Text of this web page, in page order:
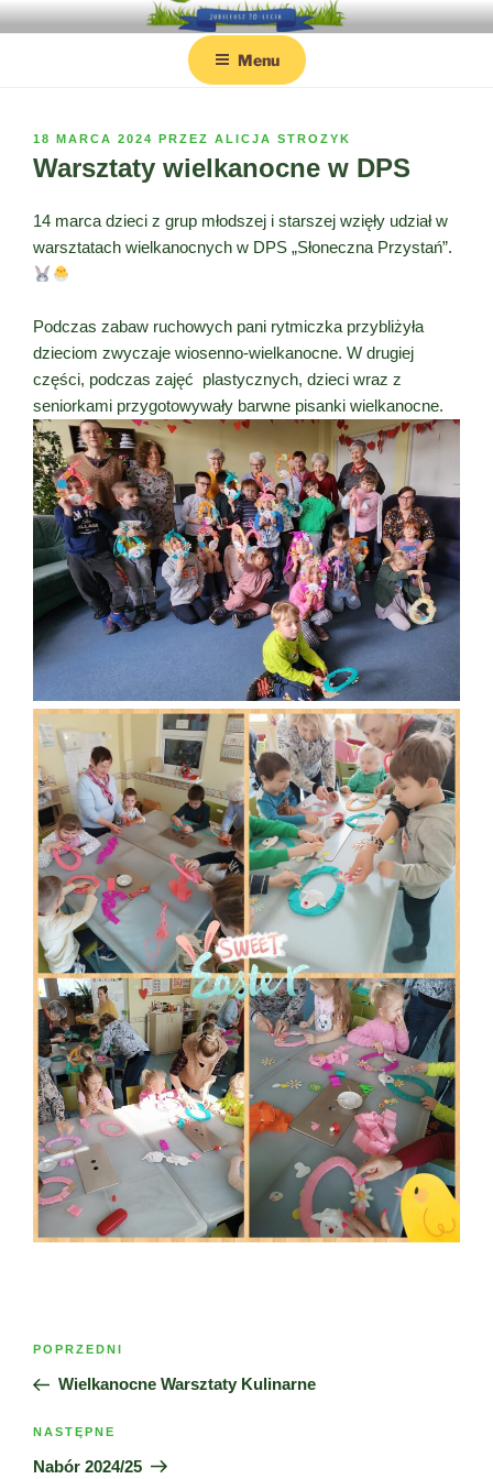
Przejdź
do
PRZEDSZKOLE NR 81 SKRZATA
BORODZIEJA
Strona internetowa Przedszkola nr 81 w Poznaniu
Menu
OPUBLIKOWANE
W
18 MARCA 2024 PRZEZ ALICJA STROZYK
Warsztaty wielkanocne w DPS
14 marca dzieci z grup młodszej i starszej wzięły udział w
warsztatach wielkanocnych w DPS „Słoneczna Przystań”.
Podczas zabaw ruchowych pani rytmiczka przybliżyła
dzieciom zwyczaje wiosenno-wielkanocne. W drugiej
części, podczas zajęć plastycznych, dzieci wraz z
seniorkami przygotowywały barwne pisanki wielkanocne.
Poprzedni
wpis
POPRZEDNI
Wielkanocne Warsztaty Kulinarne
Następny
wpis
NASTĘPNE
Nabór 2024/25